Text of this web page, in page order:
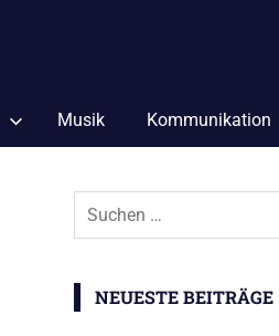
Musik Kommunikation
Suchen
NEUESTE BEITRÄGE